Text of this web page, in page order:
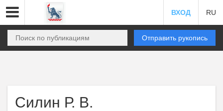
ВХОД RU
Отправить рукопись
Силин Р. В.